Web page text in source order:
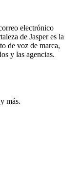
electrónico
de Jasper es la
de voz de marca,
y las agencias.
más.